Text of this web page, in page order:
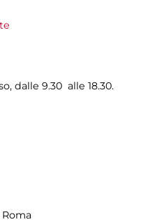
dalle 9.30 alle 18.30.
Roma